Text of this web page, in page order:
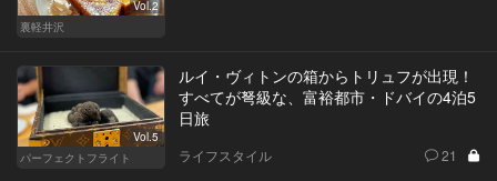
Vol.2
裏軽井沢
Vol.5
パーフェクトフライト
ルイ・ヴィトンの箱からトリュフが出現！
すべてが弩級な、富裕都市・ドバイの4泊5
日旅
ライフスタイル 21